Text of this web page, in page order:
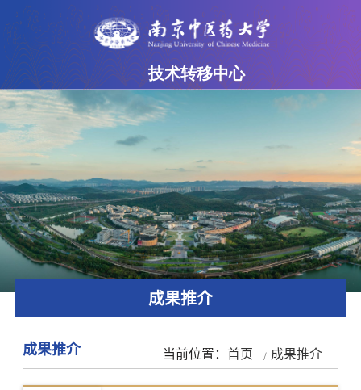
技术转移中心
网站首页
中心简介
专家团队
政策法规
下载专区
成果推介
当前位置： 首页 成果推介
成果推介